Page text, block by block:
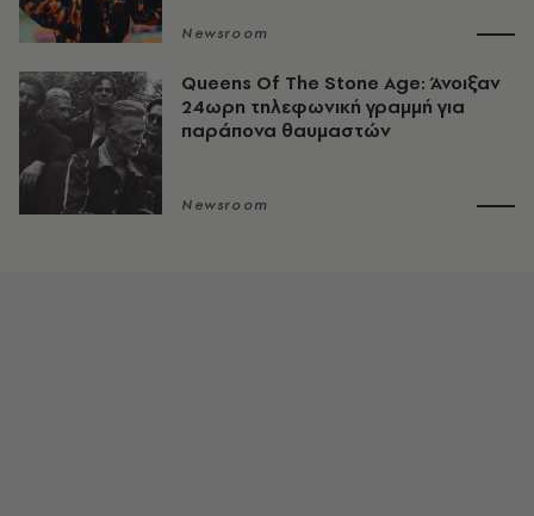
Newsroom
Queens Of The Stone Age: Άνοιξαν
24ωρη τηλεφωνική γραμμή για
παράπονα θαυμαστών
Newsroom